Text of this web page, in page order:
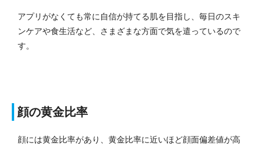
アプリがなくても常に自信が持てる肌を目指し、毎日のスキ
ンケアや食生活など、さまざまな方面で気を遣っているので
す。
顔の黄金比率
顔には黄金比率があり、黄金比率に近いほど顔面偏差値が高